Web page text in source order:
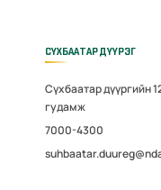
СҮХБААТАР ДҮҮРЭГ
Сүхбаатар дүүргийн
гудамж
7000-4300